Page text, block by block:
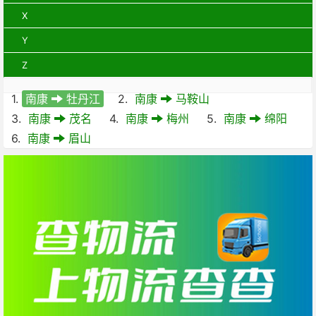
X
Y
Z
1. 南康 牡丹江 2. 南康
马鞍山
3. 南康 茂名 4. 南康 梅州 5. 南康
绵阳
6. 南康 眉山